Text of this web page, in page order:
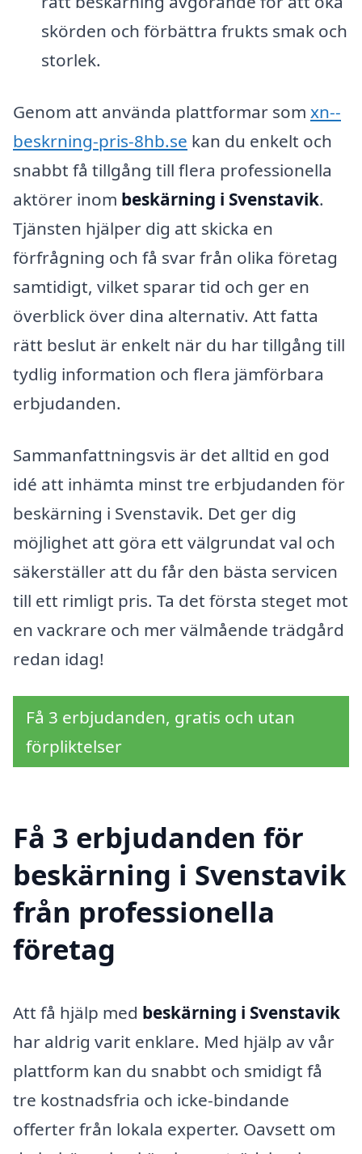
skörden och förbättra frukts smak och
storlek.
Genom att använda plattformar som xn--
beskrning-pris-8hb.se kan du enkelt och
snabbt få tillgång till flera professionella
aktörer inom beskärning i Svenstavik.
Tjänsten hjälper dig att skicka en
förfrågning och få svar från olika företag
samtidigt, vilket sparar tid och ger en
överblick över dina alternativ. Att fatta
rätt beslut är enkelt när du har tillgång till
tydlig information och flera jämförbara
erbjudanden.
Sammanfattningsvis är det alltid en god
idé att inhämta minst tre erbjudanden för
beskärning i Svenstavik. Det ger dig
möjlighet att göra ett välgrundat val och
säkerställer att du får den bästa servicen
till ett rimligt pris. Ta det första steget mot
en vackrare och mer välmående trädgård
redan idag!
Få 3 erbjudanden, gratis och utan
förpliktelser
Få 3 erbjudanden för
beskärning i Svenstavik
från professionella
företag
Att få hjälp med beskärning i Svenstavik
har aldrig varit enklare. Med hjälp av vår
plattform kan du snabbt och smidigt få
tre kostnadsfria och icke-bindande
offerter från lokala experter. Oavsett om